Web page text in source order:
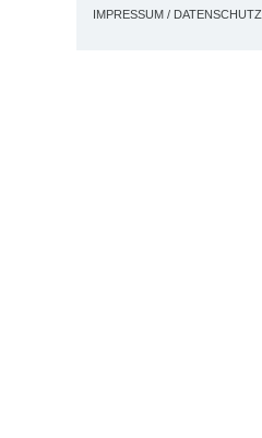
IMPRESSUM / DATENSCHUTZ